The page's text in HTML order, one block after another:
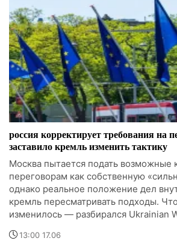
россия корректирует требования на
заставило кремль изменить тактику
Москва пытается подать возможные
переговорам как собственную
однако реальное положение дел
кремль пересматривать подходы.
изменилось — разбирался Ukrainian
13:00 17.06